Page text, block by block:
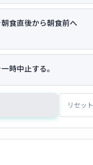
食直後から朝食前へ
時中止する。
リセット